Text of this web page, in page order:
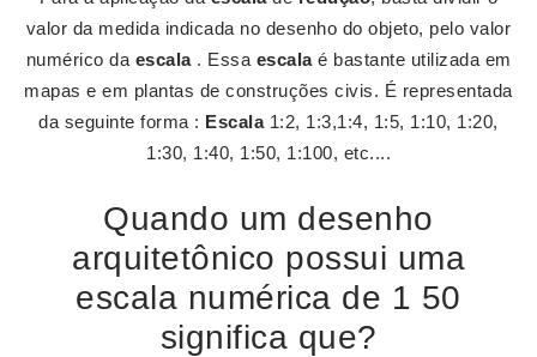
valor da medida indicada no desenho do objeto, pelo valor
numérico da escala. Essa escalaé bastante utilizada em
mapas e em plantas de construções civis. É representada
da seguinte forma : Escala1:2, 1:3,1:4, 1:5, 1:10, 1:20,
1:30, 1:40, 1:50, 1:100, etc....
Quando um desenho
arquitetônico possui uma
escala numérica de 1 50
significa que?